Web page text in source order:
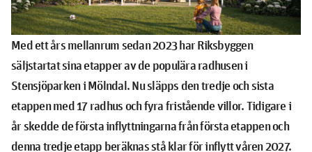
Med ett års mellanrum sedan 2023 har Riksbyggen
säljstartat sina etapper av de populära radhusen i
Stensjöparken i Mölndal. Nu släpps den tredje och sista
etappen med 17 radhus och fyra fristående villor. Tidigare i
år skedde de första inflyttningarna från första etappen och
denna tredje etapp beräknas stå klar för inflytt våren 2027.